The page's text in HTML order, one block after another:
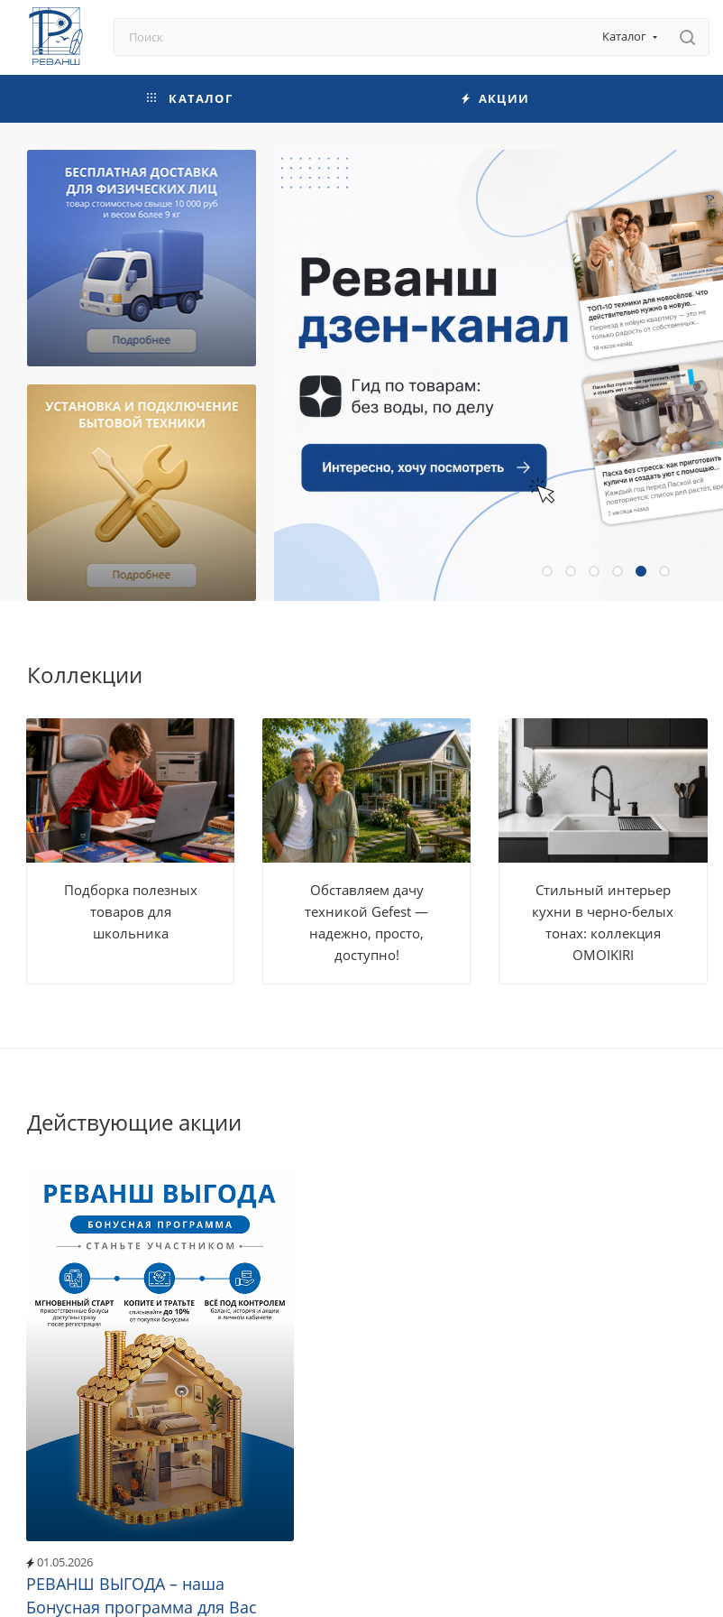
Каталог
КАТАЛОГ АКЦИИ
Коллекции
Подборка полезных
товаров для
школьника
Обставляем дачу
техникой Gefest —
надежно, просто,
доступно!
Стильный интерьер
кухни в черно-белых
тонах: коллекция
OMOIKIRI
Действующие акции
01.05.2026
РЕВАНШ ВЫГОДА – наша
Бонусная программа для Вас